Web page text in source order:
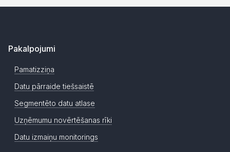
Pakalpojumi
Pamatizziņa
Datu pārraide tiešsaistē
Segmentēto datu atlase
Uzņēmumu novērtēšanas rīki
Datu izmaiņu monitorings